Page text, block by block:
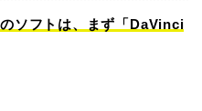
ソフトは、まず「DaVinci